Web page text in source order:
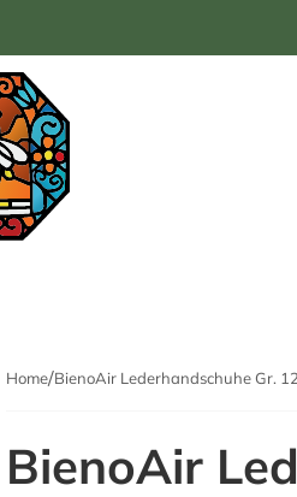
Home BienoAir Lederhandschuhe Gr. 12
BienoAir